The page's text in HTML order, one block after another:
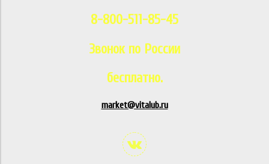
8-800-511-85-45
Звонок по России
бесплатно.
market@vitalub.ru